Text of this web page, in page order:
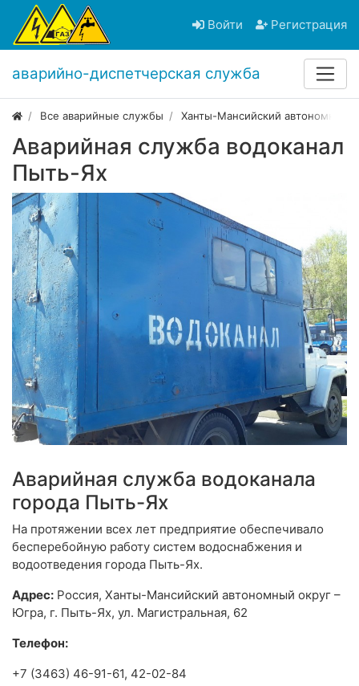
Войти Регистрация
аварийно-диспетчерская служба
Все аварийные службы Ханты-Мансийский автономный
Аварийная служба водоканал
Пыть-Ях
Аварийная служба водоканала
города Пыть-Ях
На протяжении всех лет предприятие обеспечивало
бесперебойную работу систем водоснабжения и
водоотведения города Пыть-Ях.
Адрес: Россия, Ханты-Мансийский автономный округ –
Югра, г. Пыть-Ях, ул. Магистральная, 62
Телефон:
+7 (3463) 46-91-61, 42-02-84